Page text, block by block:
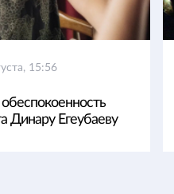
15:56
Динару Егеубаеву